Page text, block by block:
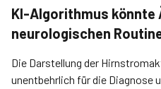
KI-Algorithmus könnte
neurologischen
Die Darstellung der
unentbehrlich für die Diagnose